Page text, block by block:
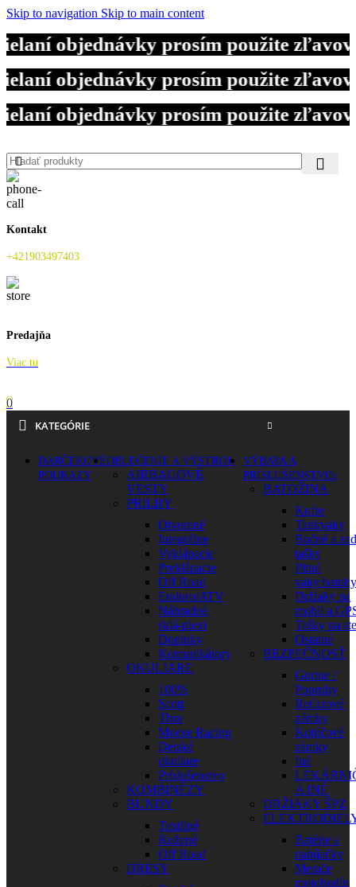
Skip to navigation Skip to main content
objednávky prosím použite
objednávky prosím použite
objednávky prosím použite
Kontakt
+421903497403
Predajňa
Viac tu
0
KATEGÓRIE
DARČEKOVÉ
POUKAZY
OBLEČENIE A VÝSTROJ
AIRBAGOVÉ
VESTY
PRILBY
Otvorené
Integrálne
Vyklápacie
Preklápacie
Off Road
Enduro/ATV
Náhradné
sklá-plexi
Doplnky
Komunikátory
OKULIARE
100%
Scott
Thor
Moose Racing
Detské
okuliare
Príslušenstvo
KOMBINÉZY
BUNDY
Textilné
Kožené
Off Road
DRESY
VÝBAVA A
PRÍSLUŠENSTVO
BATOŽINA
Kufre
Tankvaky
Bočné a
tašky
Pitné
vaky/batohy
Držiaky na
mobil a
Tašky na
Ostatné
BEZPEČNOSŤ
Gurtne /
Popruhy
Reťazové
zámky
Kotúčové
zámky
Iné
A INÉ
DRŽIAKY ŠPZ
Batérie a
nabíjačky
Merače
motohodín